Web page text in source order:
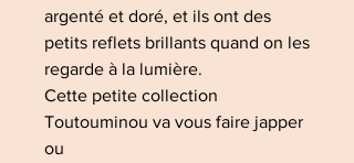
argenté et doré, et ils ont des
petits reflets brillants quand on les
regarde à la lumière.
Cette petite collection
Toutouminou va vous faire japper
ou